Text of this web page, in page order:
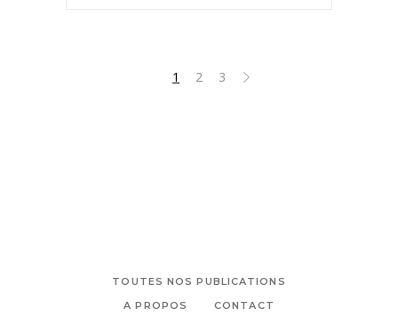
1 2 3
TOUTES NOS PUBLICATIONS
A PROPOS
CONTACT